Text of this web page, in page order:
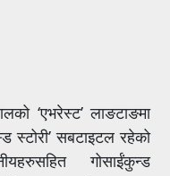
‘एभरेस्ट’ लाङटाङमा
स्टोरी’ सबटाइटल रहेको
गोसाईंकुन्ड